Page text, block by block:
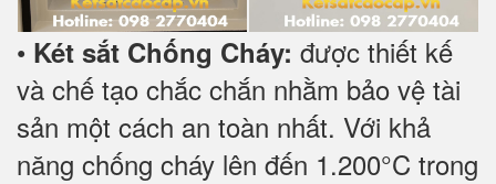
• Két sắt Chống Cháy: được thiết kế
và chế tạo chắc chắn nhằm bảo vệ tài
sản một cách an toàn nhất. Với khả
năng chống cháy lên đến 1.200°C trong